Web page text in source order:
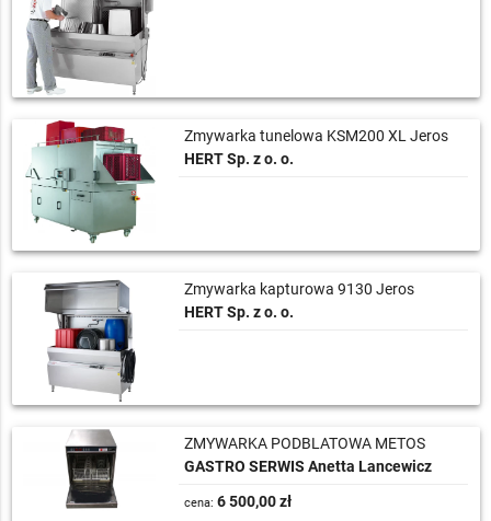
Zmywarka tunelowa KSM200 XL Jeros
HERT Sp. z o. o.
Zmywarka kapturowa 9130 Jeros
HERT Sp. z o. o.
ZMYWARKA PODBLATOWA METOS
GASTRO SERWIS Anetta Lancewicz
cena: 6 500,00 zł